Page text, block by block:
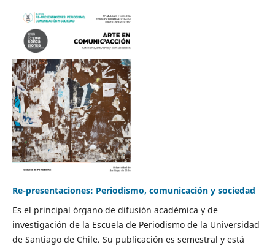
Re-presentaciones: Periodismo, comunicación y sociedad
Es el principal órgano de difusión académica y de
investigación de la Escuela de Periodismo de la Universidad
de Santiago de Chile. Su publicación es semestral y está